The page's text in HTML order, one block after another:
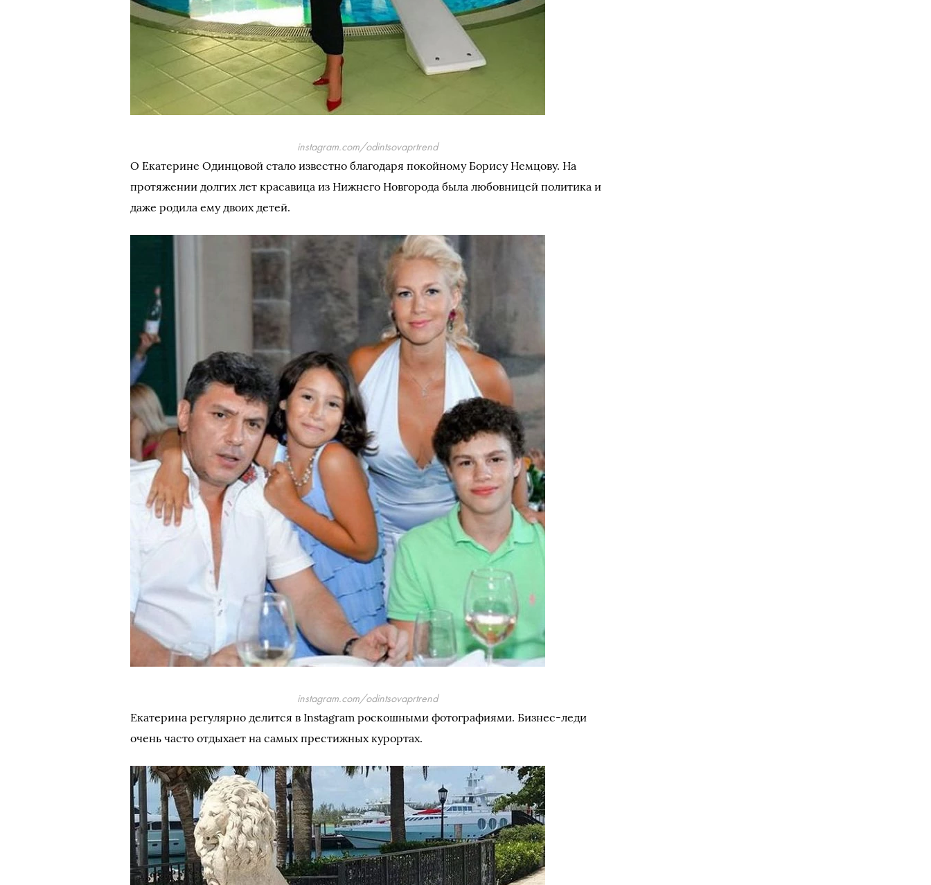
instagram.com/odintsovaprtrend
О Екатерине Одинцовой стало известно благодаря покойному Борису Немцову. На
протяжении долгих лет красавица из Нижнего Новгорода была любовницей политика и
даже родила ему двоих детей.
instagram.com/odintsovaprtrend
Екатерина регулярно делится в Instagram роскошными фотографиями. Бизнес-леди
очень часто отдыхает на самых престижных курортах.